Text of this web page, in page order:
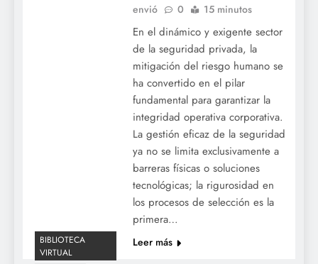
envió
0 15 minutos
En el dinámico y exigente sector
de la seguridad privada, la
mitigación del riesgo humano se
ha convertido en el pilar
fundamental para garantizar la
integridad operativa corporativa.
La gestión eficaz de la seguridad
ya no se limita exclusivamente a
barreras físicas o soluciones
tecnológicas; la rigurosidad en
los procesos de selección es la
primera…
Leer más
BIBLIOTECA
VIRTUAL